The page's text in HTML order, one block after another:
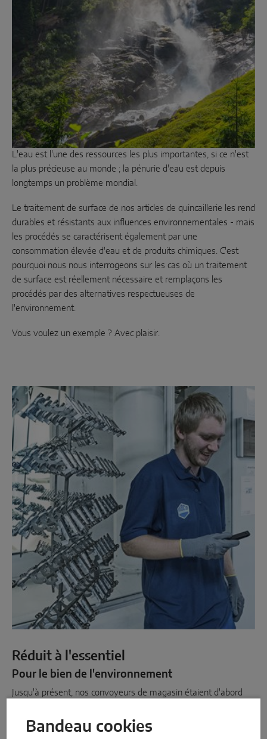
Coulissant parallèle
Composants système
PORTES
Instinct by MACO
MACO Protect M-TS
MACO Protect A-TS
À relevage
À cylindre
SOLUTIONS DE CAPTEURS INTELLIGENTS
Sense by MACO
MACO Tronic
Service de normalisation
Service produits
L'eau est l'une des ressources les plus importantes, si ce n'est
la plus précieuse au monde ; la pénurie d'eau est depuis
longtemps un problème mondial.
Le traitement de surface de nos articles de quincaillerie les rend
durables et résistants aux influences environnementales - mais
les procédés se caractérisent également par une
consommation élevée d'eau et de produits chimiques. C'est
pourquoi nous nous interrogeons sur les cas où un traitement
de surface est réellement nécessaire et remplaçons les
procédés par des alternatives respectueuses de
l'environnement.
Vous voulez un exemple ? Avec plaisir.
Réduit à l'essentiel
Pour le bien de l'environnement
Jusqu'à présent, nos convoyeurs de magasin étaient d'abord
articles étaient poudrés deux fois. Désormais, nous renonçons à
Bandeau cookies